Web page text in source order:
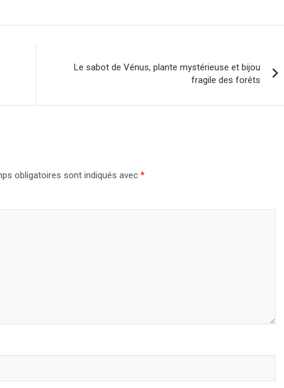
Le sabot de Vénus, plante mystérieuse et bijou
fragile des forêts
obligatoires sont indiqués avec *